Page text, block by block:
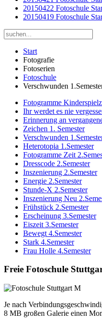
20150422 Fotoschule
20150419 Fotoschule
Start
Fotografie
Fotoserien
Fotoschule
Verschwunden
Fotogramme
Ihr werdet es nie
Erinnerung an
Zeichen 1. Semester
Verschwunden
Heterotopia 1.Semester
Fotogramme Zeit
Dresscode 2.Semester
Inszenierung 2.Semester
Energie 2.Semester
Stunde-X 2.Semester
Inszenierung Neu
Frühstück 2.Semester
Erscheinung 3.Semester
Eiszeit 3.Semester
Bewegt 4.Semester
Stark 4.Semester
Frau Holle 4.Semester
Freie Fotoschule
Je nach
8 MB großen Galerie einen